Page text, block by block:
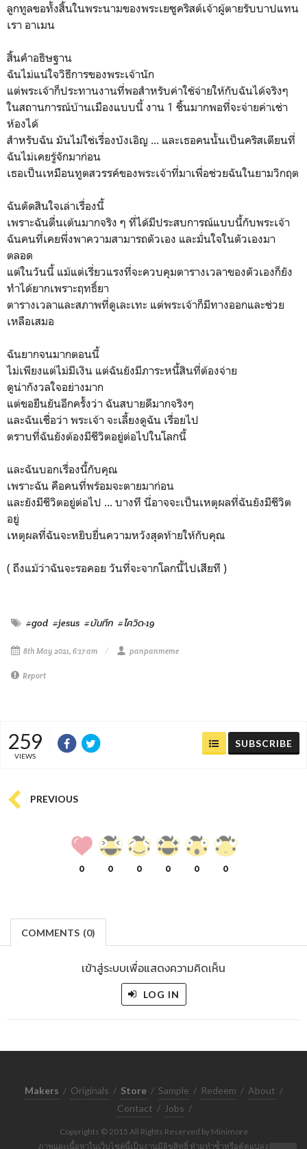
ลูกทูลขอทั้งสิ้นในพระนามของพระเยซูคริสต์เจ้าผู้ตายรับบาปแทน
เรา อาเมน
สิ้นคำอธิษฐาน
ฉันไม่แน่ใจวิธีการของพระเจ้านัก
แต่พระเจ้าก็ประทานงานที่พอสำหรับค่าใช้จ่ายให้กับฉันได้จริงๆ
ในสถานการณ์บ้านเมืองแบบนี้ งาน 1 ชิ้นมากพอที่จะจ่ายค่าเช่า
ห้องได้
สำหรับฉัน มันไม่ใช่เรื่องบังเอิญ ... และเธอคนนั้นเป็นคริสเตียนที่
ฉันไม่เคยรู้จักมาก่อน
เธอเป็นเหมือนทูตสวรรค์ของพระเจ้าที่มาเพื่อช่วยฉันในยามวิกฤต
ฉันตัดสินใจเล่าเรื่องนี้
เพราะฉันตื่นเต้นมากจริง ๆ ที่ได้มีประสบการณ์แบบนี้กับพระเจ้า
ฉันคนที่เคยพึ่งพาความสามารถตัวเอง และมั่นใจในตัวเองมา
ตลอด
แต่ในวันนี้ แม้แต่เรี่ยวแรงที่จะควบคุมตารางเวลาของตัวเองก็ยัง
ทำได้ยากเพราะฤทธิ์ยา
ตารางเวลาและสภาพที่ดูเละเทะ แต่พระเจ้าก็มีทางออกและช่วย
เหลือเสมอ
ฉันยากจนมากตอนนี้
ไม่เพียงแต่ไม่มีเงิน แต่ฉันยังมีภาระหนี้สินที่ต้องจ่าย
ดูน่ากังวลใจอย่างมาก
แต่ขอยืนยันอีกครั้งว่า ฉันสบายดีมากจริงๆ
และฉันเชื่อว่า พระเจ้า จะเลี้ยงดูฉัน เรื่อยไป
ตราบที่ฉันยังต้องมีชีวิตอยู่ต่อไปในโลกนี้
และฉันบอกเรื่องนี้กับคุณ
เพราะฉัน คือคนที่พร้อมจะตายมาก่อน
และยังมีชีวิตอยู่ต่อไป ... บางที นี่อาจจะเป็นเหตุผลที่ฉันยังมีชีวิต
อยู่
เหตุผลที่ฉันจะหยิบยื่นความหวังสุดท้ายให้กับคุณ
( ถึงแม้ว่าฉันจะรอคอย วันที่จะจากโลกนี้ไปเสียที )
#god #jesus #บันทึก #โควิด-19
8th May 2021, 6:17 am panpanmeme
Report
259
VIEWS
SUBSCRIBE
PREVIOUS
0 0 0 0 0 0
COMMENTS (0)
เข้าสู่ระบบเพื่อแสดงความคิดเห็น
LOG IN
Makers / Originals / Store / Sample / Redeem / About /
Contact / Jobs /
Copyrights © 2015 All Rights Reserved by Minimore
ภาพและเนื้อหาในเว็บไซต์นี้เป็นงานมีลิขสิทธิ์ ห้ามทำซ้ำหรือดัดแปลง